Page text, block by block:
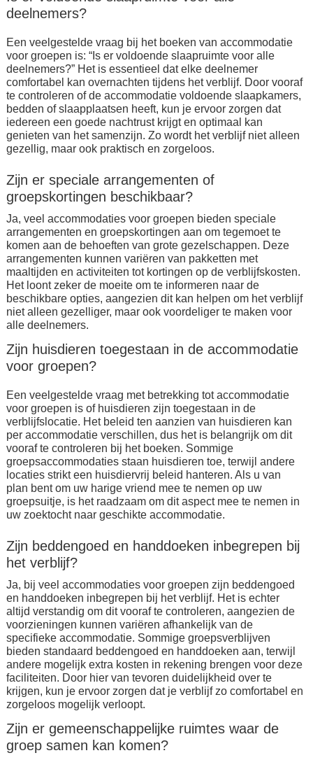
deelnemers?
Een veelgestelde vraag bij het boeken van accommodatie
voor groepen is: “Is er voldoende slaapruimte voor alle
deelnemers?” Het is essentieel dat elke deelnemer
comfortabel kan overnachten tijdens het verblijf. Door vooraf
te controleren of de accommodatie voldoende slaapkamers,
bedden of slaapplaatsen heeft, kun je ervoor zorgen dat
iedereen een goede nachtrust krijgt en optimaal kan
genieten van het samenzijn. Zo wordt het verblijf niet alleen
gezellig, maar ook praktisch en zorgeloos.
Zijn er speciale arrangementen of
groepskortingen beschikbaar?
Ja, veel accommodaties voor groepen bieden speciale
arrangementen en groepskortingen aan om tegemoet te
komen aan de behoeften van grote gezelschappen. Deze
arrangementen kunnen variëren van pakketten met
maaltijden en activiteiten tot kortingen op de verblijfskosten.
Het loont zeker de moeite om te informeren naar de
beschikbare opties, aangezien dit kan helpen om het verblijf
niet alleen gezelliger, maar ook voordeliger te maken voor
alle deelnemers.
Zijn huisdieren toegestaan in de accommodatie
voor groepen?
Een veelgestelde vraag met betrekking tot accommodatie
voor groepen is of huisdieren zijn toegestaan in de
verblijfslocatie. Het beleid ten aanzien van huisdieren kan
per accommodatie verschillen, dus het is belangrijk om dit
vooraf te controleren bij het boeken. Sommige
groepsaccommodaties staan huisdieren toe, terwijl andere
locaties strikt een huisdiervrij beleid hanteren. Als u van
plan bent om uw harige vriend mee te nemen op uw
groepsuitje, is het raadzaam om dit aspect mee te nemen in
uw zoektocht naar geschikte accommodatie.
Zijn beddengoed en handdoeken inbegrepen bij
het verblijf?
Ja, bij veel accommodaties voor groepen zijn beddengoed
en handdoeken inbegrepen bij het verblijf. Het is echter
altijd verstandig om dit vooraf te controleren, aangezien de
voorzieningen kunnen variëren afhankelijk van de
specifieke accommodatie. Sommige groepsverblijven
bieden standaard beddengoed en handdoeken aan, terwijl
andere mogelijk extra kosten in rekening brengen voor deze
faciliteiten. Door hier van tevoren duidelijkheid over te
krijgen, kun je ervoor zorgen dat je verblijf zo comfortabel en
zorgeloos mogelijk verloopt.
Zijn er gemeenschappelijke ruimtes waar de
groep samen kan komen?